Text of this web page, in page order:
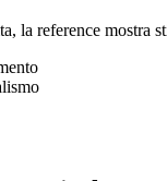
la reference mostra